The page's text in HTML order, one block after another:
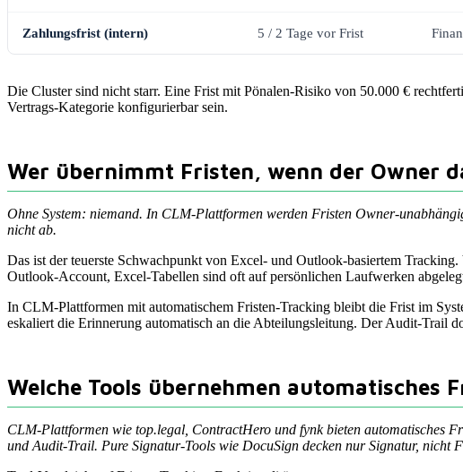
Zahlungsfrist (intern) 5 / 2 Tage vor Frist
Die Cluster sind nicht starr. Eine Frist mit Pönalen-Risiko von 50.000 €
Vertrags-Kategorie konfigurierbar sein.
Wer übernimmt Fristen, wenn der Owner
Ohne System: niemand. In CLM-Plattformen werden Fristen Owner-
nicht ab.
Das ist der teuerste Schwachpunkt von Excel- und Outlook-basiertem
Outlook-Account, Excel-Tabellen sind oft auf persönlichen Laufwerken
In CLM-Plattformen mit automatischem Fristen-Tracking bleibt die Frist im
eskaliert die Erinnerung automatisch an die Abteilungsleitung. Der Audit-Trail
Welche Tools übernehmen automatisches
CLM-Plattformen wie top.legal, ContractHero und fynk bieten automatisches
und Audit-Trail. Pure Signatur-Tools wie DocuSign decken nur Signatur, nicht